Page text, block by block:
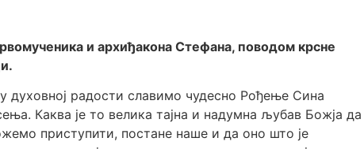
и архиђакона Стефана, поводом крсне
духовној радости славимо чудесно Рођење Сина
Каква је то велика тајна и надумна љубав Божја да
приступити, постане наше и да оно што је